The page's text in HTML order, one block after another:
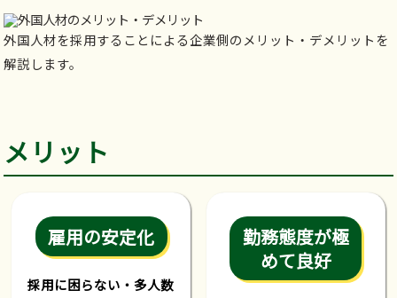
外国人材を採用することによる企業側のメリット・デメリットを
解説します。
メリット
雇用の安定化
採用に困らない・多人数
勤務態度が極
めて良好